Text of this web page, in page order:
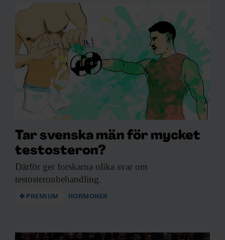
Tar svenska män för mycket
testosteron?
Därför ger forskarna olika svar om
testosteronbehandling.
PREMIUM HORMONER